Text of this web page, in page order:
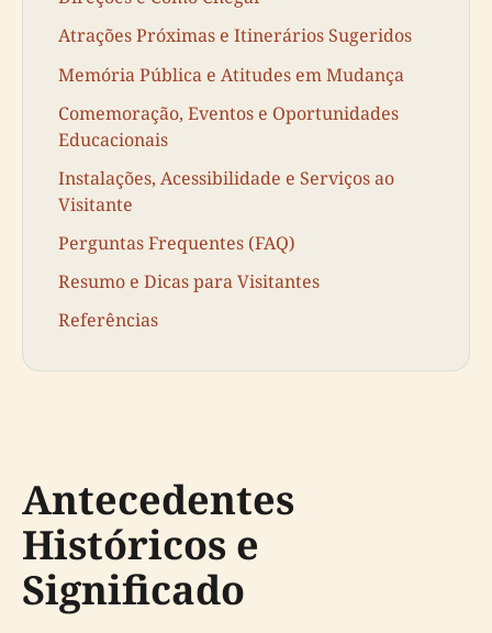
Atrações Próximas e Itinerários Sugeridos
Memória Pública e Atitudes em Mudança
Comemoração, Eventos e Oportunidades
Educacionais
Instalações, Acessibilidade e Serviços ao
Visitante
Perguntas Frequentes (FAQ)
Resumo e Dicas para Visitantes
Referências
Antecedentes
Históricos e
Significado